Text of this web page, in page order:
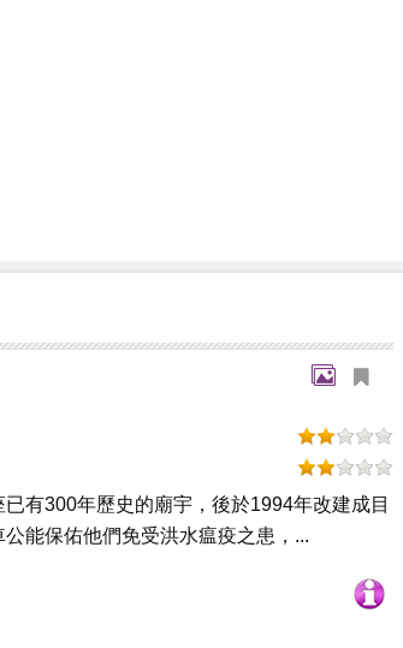
有300年歷史的廟宇，後於1994年改建成目
能保佑他們免受洪水瘟疫之患，...